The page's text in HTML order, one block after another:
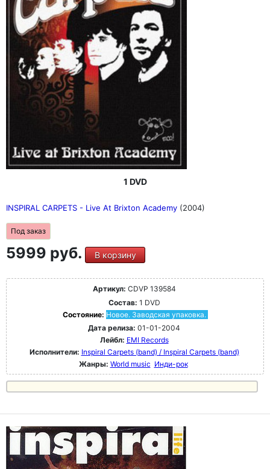
1 DVD
INSPIRAL CARPETS - Live At Brixton Academy (2004)
Под заказ
5999 руб. В корзину
Артикул: CDVP 139584
Состав: 1 DVD
Состояние: Новое. Заводская упаковка.
Дата релиза: 01-01-2004
Лейбл: EMI Records
Исполнители: Inspiral Carpets (band) / Inspiral Carpets (band)
Жанры: World music Инди-рок